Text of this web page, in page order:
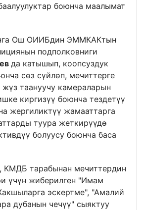
боюнча маалымат
Ош ОИИБдин ЭММКАКтын
подполковниги
да катышып, коопсуздук
сөз сүйлөп, мечиттерге
таануучу камераларын
киргизүү боюнча тездетүү
жергиликтүү жамааттарга
туура жеткирүүдө
болуусу боюнча баса
тарабынан мечиттердин
үчүн жиберилген "Имам
эскертме", "Амалий
дубанын чечүү" сыяктуу